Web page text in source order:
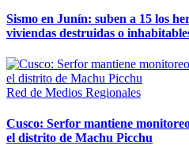
Sismo en Junín: suben a 15 los
viviendas destruidas o
Red de Medios Regionales
Cusco: Serfor mantiene
el distrito de Machu Picchu